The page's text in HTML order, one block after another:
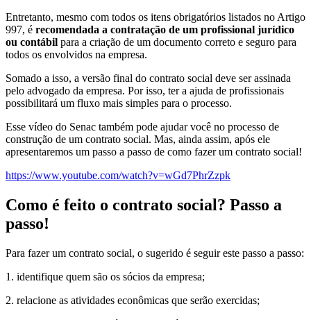
Entretanto, mesmo com todos os itens obrigatórios listados no Artigo
997, é recomendada a contratação de um profissional jurídico
ou contábil para a criação de um documento correto e seguro para
todos os envolvidos na empresa.
Somado a isso, a versão final do contrato social deve ser assinada
pelo advogado da empresa. Por isso, ter a ajuda de profissionais
possibilitará um fluxo mais simples para o processo.
Esse vídeo do Senac também pode ajudar você no processo de
construção de um contrato social. Mas, ainda assim, após ele
apresentaremos um passo a passo de como fazer um contrato social!
https://www.youtube.com/watch?v=wGd7PhrZzpk
Como é feito o contrato social? Passo a
passo!
Para fazer um contrato social, o sugerido é seguir este passo a passo:
1. identifique quem são os sócios da empresa;
2. relacione as atividades econômicas que serão exercidas;